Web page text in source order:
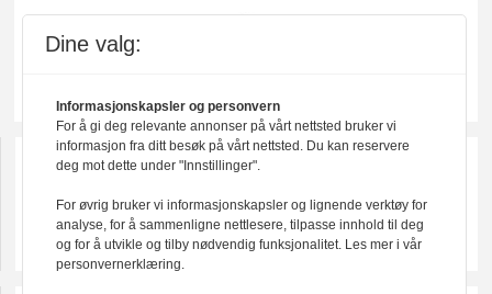
Dine valg:
Informasjonskapsler og personvern
For å gi deg relevante annonser på vårt nettsted bruker vi
informasjon fra ditt besøk på vårt nettsted. Du kan reservere
deg mot dette under "Innstillinger".
For øvrig bruker vi informasjonskapsler og lignende verktøy for
analyse, for å sammenligne nettlesere, tilpasse innhold til deg
og for å utvikle og tilby nødvendig funksjonalitet. Les mer i vår
personvernerklæring.